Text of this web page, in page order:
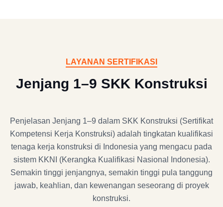
LAYANAN SERTIFIKASI
Jenjang 1–9 SKK Konstruksi
Penjelasan Jenjang 1–9 dalam SKK Konstruksi (Sertifikat
Kompetensi Kerja Konstruksi) adalah tingkatan kualifikasi
tenaga kerja konstruksi di Indonesia yang mengacu pada
sistem KKNI (Kerangka Kualifikasi Nasional Indonesia).
Semakin tinggi jenjangnya, semakin tinggi pula tanggung
jawab, keahlian, dan kewenangan seseorang di proyek
konstruksi.